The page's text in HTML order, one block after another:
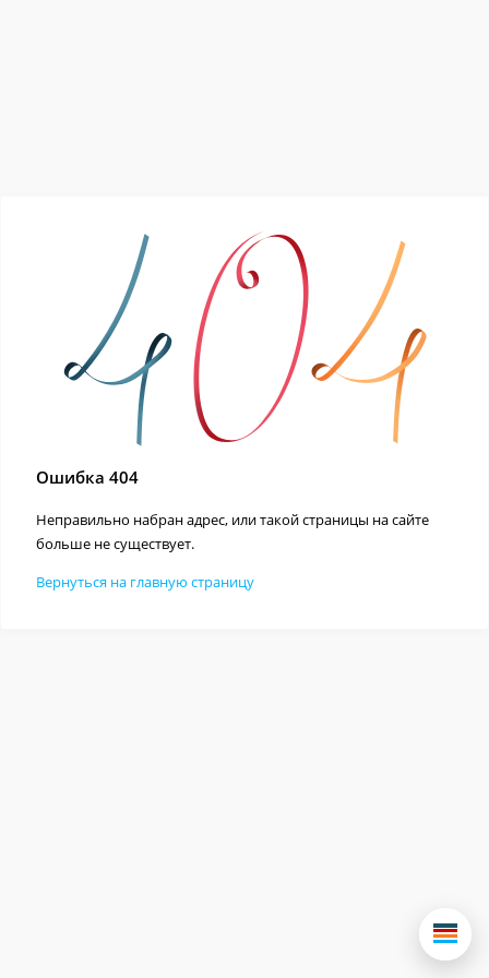
Ошибка 404
Неправильно набран адрес, или такой страницы на сайте
больше не существует.
Вернуться на главную страницу